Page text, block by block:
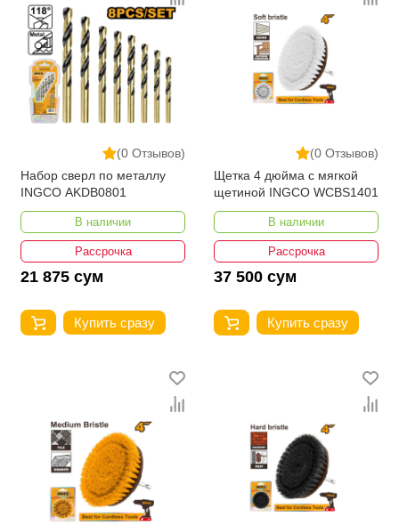
(0 Отзывов)
Набор сверл по металлу
INGCO AKDB0801
В наличии
Рассрочка
21 875 сум
Купить сразу
(0 Отзывов)
Щетка 4 ​​дюйма с мягкой
щетиной INGCO WCBS1401
В наличии
Рассрочка
37 500 сум
Купить сразу